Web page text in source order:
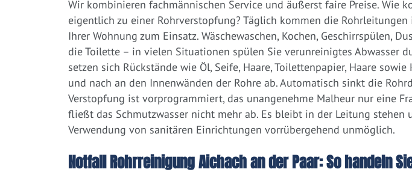
Wir kombinieren fachmännischen Service und äußerst faire Preise. Wie
eigentlich zu einer Rohrverstopfung? Täglich kommen die
Ihrer Wohnung zum Einsatz. Wäschewaschen, Kochen, Geschirrspülen,
die Toilette – in vielen Situationen spülen Sie verunreinigtes Abwasser
setzen sich Rückstände wie Öl, Seife, Haare, Toilettenpapier, Haare
und nach an den Innenwänden der Rohre ab. Automatisch sinkt die
Verstopfung ist vorprogrammiert, das unangenehme Malheur nur eine
fließt das Schmutzwasser nicht mehr ab. Es bleibt in der Leitung stehen
Verwendung von sanitären Einrichtungen vorrübergehend unmöglich.
Notfall Rohrreinigung Aichach an der Paar: So handeln